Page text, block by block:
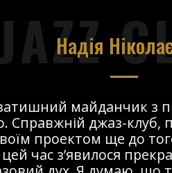
JAZZ
Надія
майданчик з
джаз-клуб,
проектом ще до
час з’явилося